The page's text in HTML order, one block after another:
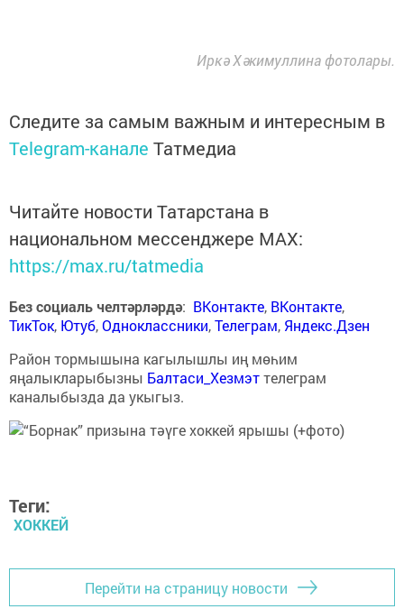
Иркә Хәкимуллина фотолары.
Следите за самым важным и интересным в
Telegram-канале Татмедиа
Читайте новости Татарстана в
национальном мессенджере MАХ:
https://max.ru/tatmedia
Без социаль челтәрләрдә: ВКонтакте, ВКонтакте,
ТикТок, Ютуб,Одноклассники,Телеграм, Яндекс.Дзен
Район тормышына кагылышлы иң мөһим
яңалыкларыбызны Балтаси_Хезмэттелеграм
каналыбызда да укыгыз.
Теги:
ХОККЕЙ
Перейти на страницу новости